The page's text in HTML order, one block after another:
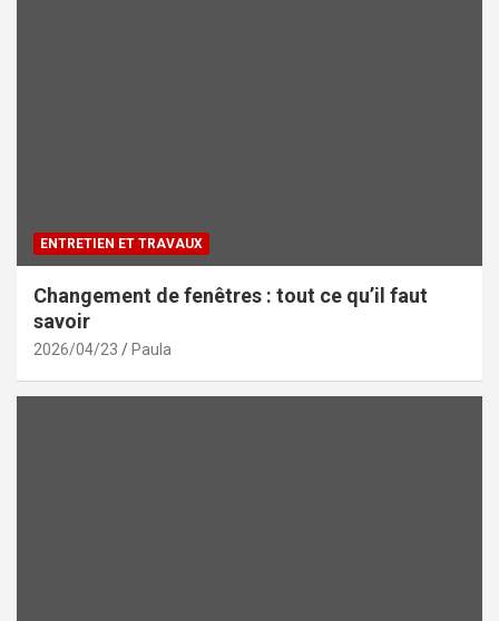
ENTRETIEN ET TRAVAUX
Changement de fenêtres : tout ce qu’il faut
savoir
2026/04/23 Paula